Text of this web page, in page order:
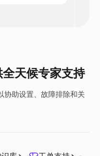
天候专家支持
协助设置、故障排除和关